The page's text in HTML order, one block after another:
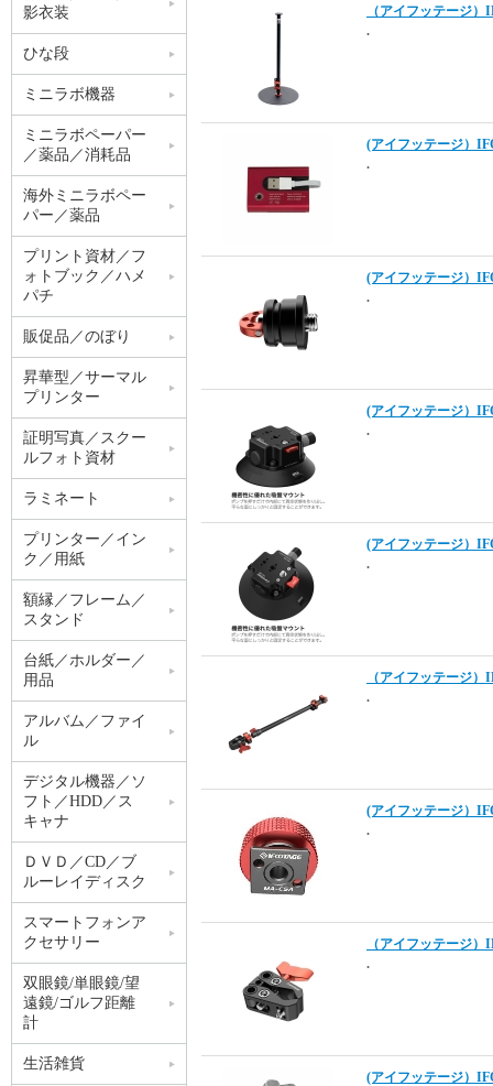
（アイフッテージ
.
(アイフッテージ）
.
(アイフッテージ）
.
(アイフッテージ）
.
(アイフッテージ）
.
（アイフッテージ
.
(アイフッテージ）
.
（アイフッテージ
.
(アイフッテージ）
影衣装
ひな段
ミニラボ機器
ミニラボペーパー
／薬品／消耗品
海外ミニラボペー
パー／薬品
プリント資材／フ
ォトブック／ハメ
パチ
販促品／のぼり
昇華型／サーマル
プリンター
証明写真／スクー
ルフォト資材
ラミネート
プリンター／イン
ク／用紙
額縁／フレーム／
スタンド
台紙／ホルダー／
用品
アルバム／ファイ
ル
デジタル機器／ソ
フト／HDD／ス
キャナ
ＤＶＤ／CD／ブ
ルーレイディスク
スマートフォンア
クセサリー
双眼鏡/単眼鏡/望
遠鏡/ゴルフ距離
計
生活雑貨